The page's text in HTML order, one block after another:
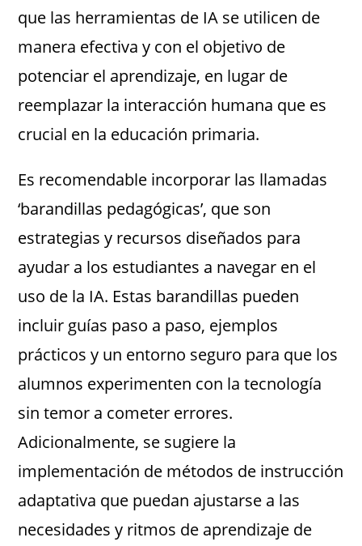
que las herramientas de IA se utilicen de
manera efectiva y con el objetivo de
potenciar el aprendizaje, en lugar de
reemplazar la interacción humana que es
crucial en la educación primaria.
Es recomendable incorporar las llamadas
‘barandillas pedagógicas’, que son
estrategias y recursos diseñados para
ayudar a los estudiantes a navegar en el
uso de la IA. Estas barandillas pueden
incluir guías paso a paso, ejemplos
prácticos y un entorno seguro para que los
alumnos experimenten con la tecnología
sin temor a cometer errores.
Adicionalmente, se sugiere la
implementación de métodos de instrucción
adaptativa que puedan ajustarse a las
necesidades y ritmos de aprendizaje de